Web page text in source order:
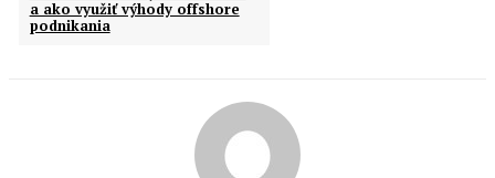
a ako využiť výhody offshore
podnikania